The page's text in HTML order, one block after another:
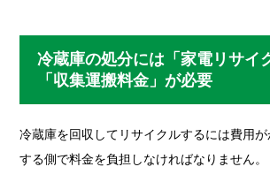
冷蔵庫の処分には「家電リサイ
「収集運搬料金」が必要
冷蔵庫を回収してリサイクルするには費用
する側で料金を負担しなければなりません。